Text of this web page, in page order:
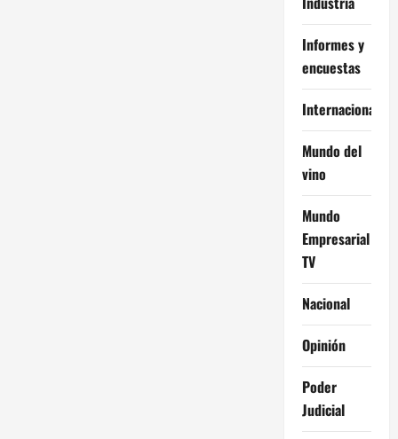
Informes y
encuestas
Internacional
Mundo del
vino
Mundo
Empresarial
TV
Nacional
Opinión
Poder
Judicial